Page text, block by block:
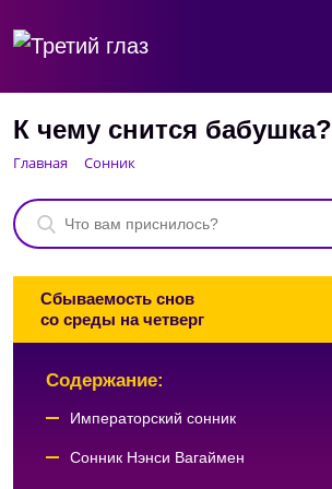
К чему снится бабушка?
Главная Сонник
Сбываемость снов
со среды на четверг
Содержание:
Императорский сонник
Сонник Нэнси Вагаймен